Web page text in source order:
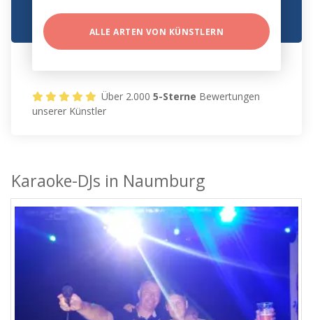
ALLE ARTEN VON KÜNSTLERN
Über 2.0005-Sterne Bewertungen
unserer Künstler
Karaoke-DJs in Naumburg